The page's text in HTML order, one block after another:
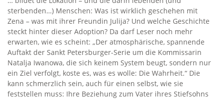
sterbenden…) Menschen: Was ist wirklich geschehen mit
Zena – was mit ihrer Freundin Julija? Und welche Geschichte
steckt hinter dieser Adoption? Da darf Leser noch mehr
erwarten, wie es scheint: „Der atmosphärische, spannende
Auftakt der Sankt Petersburger-Serie um die Kommissarin
Natalja Iwanowa, die sich keinem System beugt, sondern nur
ein Ziel verfolgt, koste es, was es wolle: Die Wahrheit.“ Die
kann schmerzlich sein, auch für einen selbst, wie sie
feststellen muss: Ihre Beziehung zum Vater ihres Stiefsohns